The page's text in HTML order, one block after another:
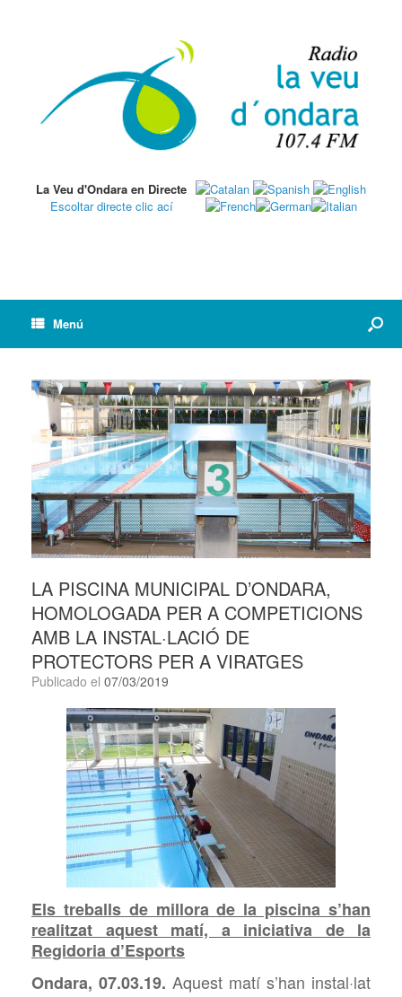
La Veu d'Ondara en Directe
Escoltar directe clic ací
Menú
LA PISCINA MUNICIPAL D’ONDARA,
HOMOLOGADA PER A COMPETICIONS
AMB LA INSTAL·LACIÓ DE
PROTECTORS PER A VIRATGES
Publicado el 07/03/2019
Els treballs de millora de la piscina s’han
realitzat aquest matí, a iniciativa de la
Regidoria d’Esports
Ondara, 07.03.19. Aquest matí s’han instal·lat